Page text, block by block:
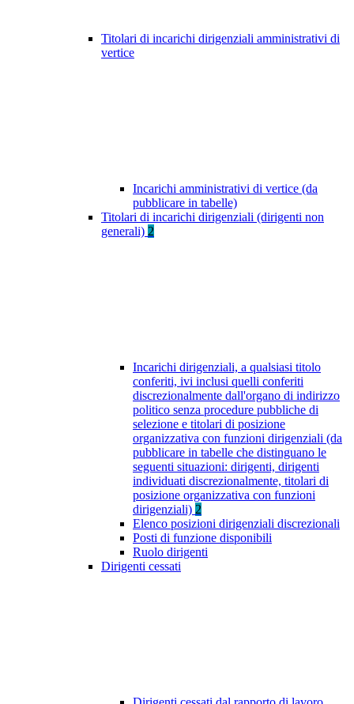
Titolari di incarichi dirigenziali amministrativi di
vertice
Incarichi amministrativi di vertice (da
pubblicare in tabelle)
Titolari di incarichi dirigenziali (dirigenti non
generali) 2
Incarichi dirigenziali, a qualsiasi titolo
conferiti, ivi inclusi quelli conferiti
discrezionalmente dall'organo di indirizzo
politico senza procedure pubbliche di
selezione e titolari di posizione
organizzativa con funzioni dirigenziali (da
pubblicare in tabelle che distinguano le
seguenti situazioni: dirigenti, dirigenti
individuati discrezionalmente, titolari di
posizione organizzativa con funzioni
dirigenziali) 2
Elenco posizioni dirigenziali discrezionali
Posti di funzione disponibili
Ruolo dirigenti
Dirigenti cessati